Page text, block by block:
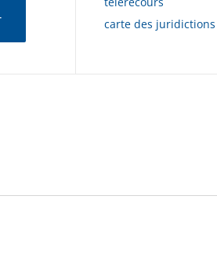
carte des juridictions